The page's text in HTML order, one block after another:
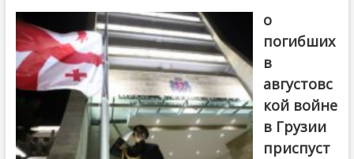
о
погибших
в
августовс
кой войне
в Грузии
приспуст